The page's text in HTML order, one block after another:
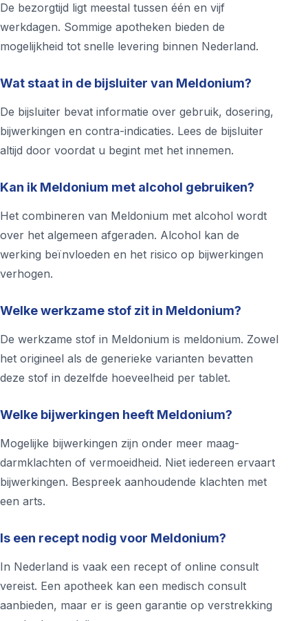
De bezorgtijd ligt meestal tussen één en vijf
werkdagen. Sommige apotheken bieden de
mogelijkheid tot snelle levering binnen Nederland.
Wat staat in de bijsluiter van Meldonium?
De bijsluiter bevat informatie over gebruik, dosering,
bijwerkingen en contra-indicaties. Lees de bijsluiter
altijd door voordat u begint met het innemen.
Kan ik Meldonium met alcohol gebruiken?
Het combineren van Meldonium met alcohol wordt
over het algemeen afgeraden. Alcohol kan de
werking beïnvloeden en het risico op bijwerkingen
verhogen.
Welke werkzame stof zit in Meldonium?
De werkzame stof in Meldonium is meldonium. Zowel
het origineel als de generieke varianten bevatten
deze stof in dezelfde hoeveelheid per tablet.
Welke bijwerkingen heeft Meldonium?
Mogelijke bijwerkingen zijn onder meer maag-
darmklachten of vermoeidheid. Niet iedereen ervaart
bijwerkingen. Bespreek aanhoudende klachten met
een arts.
Is een recept nodig voor Meldonium?
In Nederland is vaak een recept of online consult
vereist. Een apotheek kan een medisch consult
aanbieden, maar er is geen garantie op verstrekking